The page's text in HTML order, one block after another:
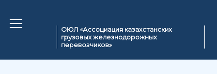
ОЮЛ «Ассоциация казахстанских
грузовых железнодорожных
перевозчиков»